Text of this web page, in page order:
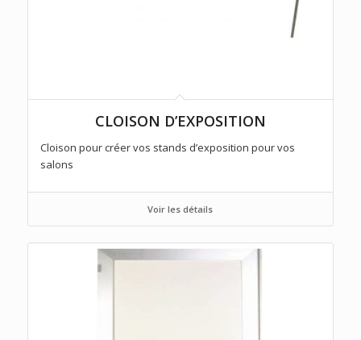
CLOISON D’EXPOSITION
Cloison pour créer vos stands d’exposition pour vos
salons
Voir les détails